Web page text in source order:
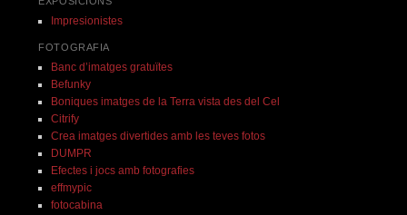
Impresionistes
FOTOGRAFIA
Banc d’imatges gratuïtes
Befunky
Boniques imatges de la Terra vista des del Cel
Citrify
Crea imatges divertides amb les teves fotos
DUMPR
Efectes i jocs amb fotografies
effmypic
fotocabina